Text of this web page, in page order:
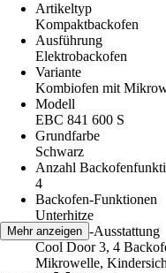
Artikeltyp
Kompaktbackofen
Ausführung
Elektrobackofen
Variante
Kombiofen mit
Modell
EBC 841 600 S
Grundfarbe
Schwarz
Anzahl
4
Backofen-Funktionen
Unterhitze
Backofen-Ausstattung
Cool Door 3, 4
Mikrowelle,
Mehr anzeigen